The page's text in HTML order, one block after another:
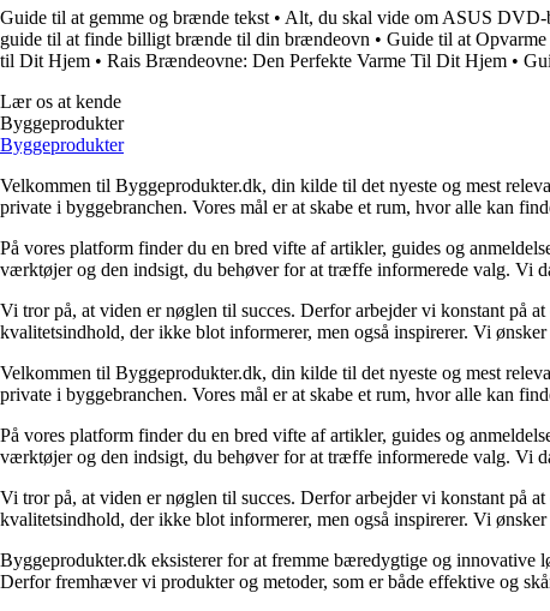
Guide til at gemme og brænde tekst • Alt, du skal vide om ASUS
guide til at finde billigt brænde til din brændeovn • Guide til at
til Dit Hjem • Rais Brændeovne: Den Perfekte Varme Til Dit Hjem •
Lær os at kende
Byggeprodukter
Byggeprodukter
Velkommen til Byggeprodukter.dk, din kilde til det nyeste og mest
private i byggebranchen. Vores mål er at skabe et rum, hvor alle kan
På vores platform finder du en bred vifte af artikler, guides og
værktøjer og den indsigt, du behøver for at træffe informerede valg. Vi
Vi tror på, at viden er nøglen til succes. Derfor arbejder vi konstant på
kvalitetsindhold, der ikke blot informerer, men også inspirerer. Vi
Velkommen til Byggeprodukter.dk, din kilde til det nyeste og mest
private i byggebranchen. Vores mål er at skabe et rum, hvor alle kan
På vores platform finder du en bred vifte af artikler, guides og
værktøjer og den indsigt, du behøver for at træffe informerede valg. Vi
Vi tror på, at viden er nøglen til succes. Derfor arbejder vi konstant på
kvalitetsindhold, der ikke blot informerer, men også inspirerer. Vi
Byggeprodukter.dk eksisterer for at fremme bæredygtige og
Derfor fremhæver vi produkter og metoder, som er både effektive og